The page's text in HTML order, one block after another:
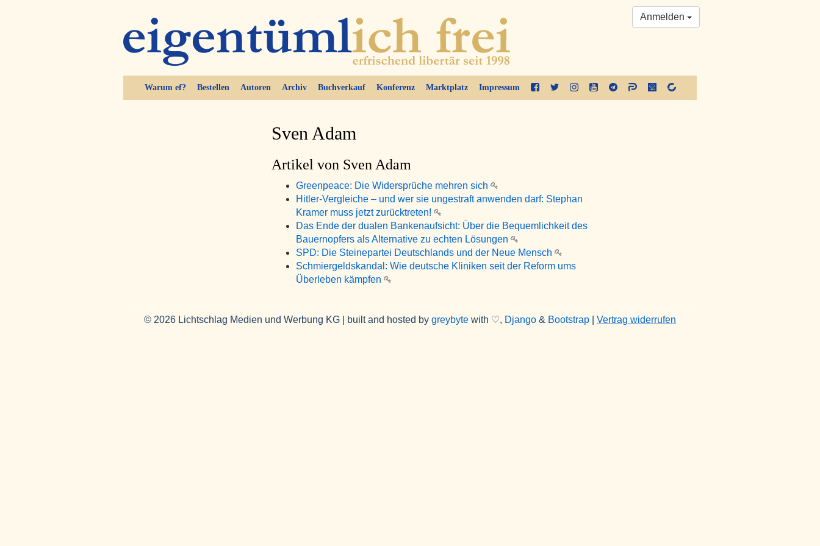
Warum ef? Bestellen Autoren Archiv Buchverkauf Konferenz Marktplatz Impressum
Anmelden
Sven Adam
Artikel von Sven Adam
Greenpeace: Die Widersprüche mehren sich
Hitler-Vergleiche – und wer sie ungestraft anwenden darf: Stephan
Kramer muss jetzt zurücktreten!
Das Ende der dualen Bankenaufsicht: Über die Bequemlichkeit des
Bauernopfers als Alternative zu echten Lösungen
SPD: Die Steinepartei Deutschlands und der Neue Mensch
Schmiergeldskandal: Wie deutsche Kliniken seit der Reform ums
Überleben kämpfen
© 2026 Lichtschlag Medien und Werbung KG | built and hosted by greybyte with ♡, Django & Bootstrap Vertrag widerrufen